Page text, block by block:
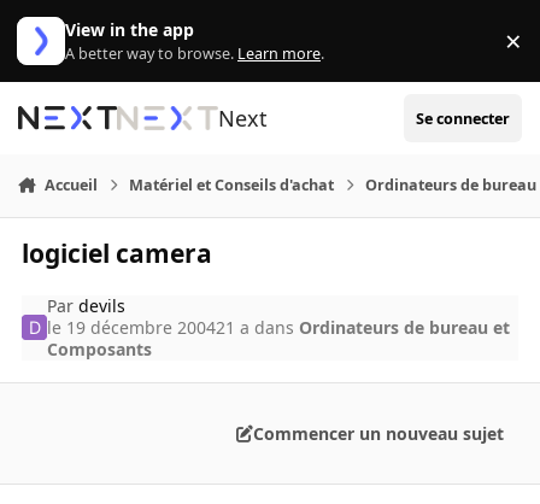
Aller au contenu
View in the app
A better way to browse. Learn more. ×
Next Se connecter
Accueil Matériel et Conseils d'achat Ordinateurs de bureau
logiciel camera
Pardevils
le 19 décembre 200421 a dans Ordinateurs de bureau et
Composants
Commencer un nouveau sujet